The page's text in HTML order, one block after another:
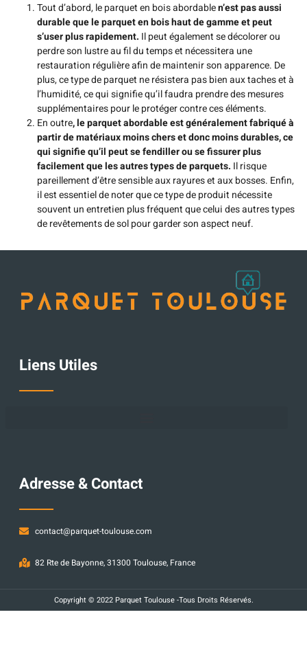
Tout d’abord, le parquet en bois abordablen’est pas aussi
durable que le parquet en bois haut de gamme et peut
s’user plus rapidement. Il peut également se décolorer ou
perdre son lustre au fil du temps et nécessitera une
restauration régulière afin de maintenir son apparence. De
plus, ce type de parquet ne résistera pas bien aux taches et à
l’humidité, ce qui signifie qu’il faudra prendre des mesures
supplémentaires pour le protéger contre ces éléments.
En outre, le parquet abordable est généralement fabriqué à
partir de matériaux moins chers et donc moins durables, ce
qui signifie qu’il peut se fendiller ou se fissurer plus
facilement que les autres types de parquets. Il risque
pareillement d’être sensible aux rayures et aux bosses. Enfin,
il est essentiel de noter que ce type de produit nécessite
souvent un entretien plus fréquent que celui des autres types
de revêtements de sol pour garder son aspect neuf.
Liens Utiles
Adresse & Contact
contact@parquet-toulouse.com
82 Rte de Bayonne, 31300 Toulouse, France
Copyright © 2022 Parquet Toulouse -Tous Droits Réservés.